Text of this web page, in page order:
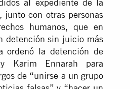
con otras personas
humanos, que en
detención sin juicio más
ordenó la detención de
y Karim Ennarah para
de “unirse a un grupo